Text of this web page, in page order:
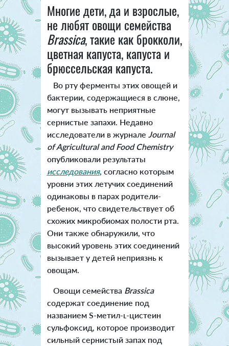
Многие дети, да и взрослые,
не любят овощи семейства
Brassica, такие как брокколи,
цветная капуста, капуста и
брюссельская капуста.
Во рту ферменты этих овощей и
бактерии, содержащиеся в слюне,
могут вызывать неприятные
сернистые запахи. Недавно
исследователи в журнале Journal
of Agricultural and Food Chemistry
опубликовали результаты
исследования, согласно которым
уровни этих летучих соединений
одинаковы в парах родители-
ребенок, что свидетельствует об
схожих микробиомах полости рта.
Они также обнаружили, что
высокий уровень этих соединений
вызывает у детей неприязнь к
овощам.
Овощи семейства Brassica
содержат соединение под
названием S-метил-ʟ-цистеин
сульфоксид, которое производит
сильный сернистый запах под